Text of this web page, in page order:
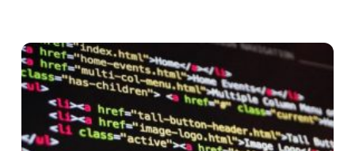
Dessa appar är ...